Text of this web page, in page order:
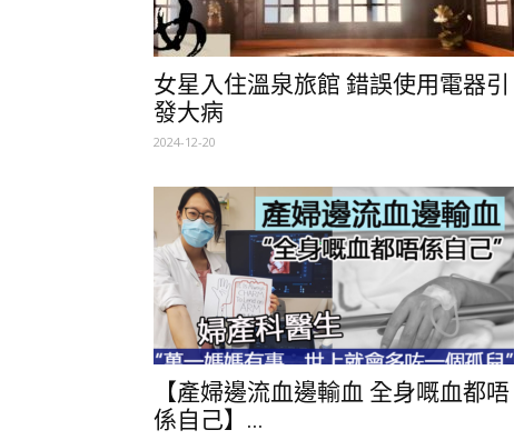
女星入住溫泉旅館 錯誤使用電器引
發大病
2024-12-20
【產婦邊流血邊輸血 全身嘅血都唔
係自己】...